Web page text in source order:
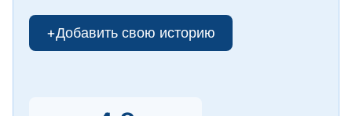
telc
Türkisch
A1 Goethe
A2 DTZ
A2 telc
B1 Allgemein
+Добавить свою историю